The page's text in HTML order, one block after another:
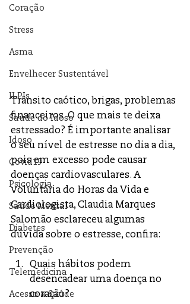
Coração
Stress
Asma
Envelhecer Sustentável
ILPIs
Saúde do Idoso
Idoso
Covid19
Psicologia
Saúde Mental
Diabetes
Prevenção
Telemedicina
Acesso a Saúde
Trânsito caótico, brigas, problemas
financeiros. O que mais te deixa
estressado? É importante analisar
o seu nível de estresse no dia a dia,
pois em excesso pode causar
doenças cardiovasculares. A
voluntária do Horas da Vida e
Cardiologista, Claudia Marques
Salomão esclareceu algumas
dúvida sobre o estresse, confira:
Quais hábitos podem
desencadear uma doença no
coração?